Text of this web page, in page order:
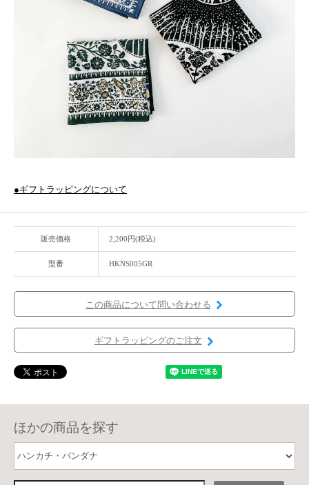
●ギフトラッピングについて
販売価格 2,200円(税込)
型番 HKNS005GR
この商品について問い合わせる
ギフトラッピングのご注文
ほかの商品を探す